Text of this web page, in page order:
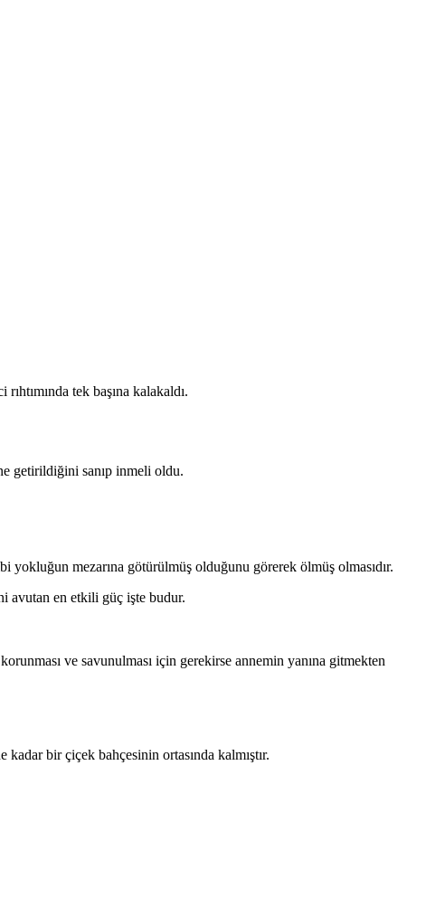
tek başına kalakaldı.
getirildiğini sanıp inmeli oldu.
mezarına götürülmüş olduğunu görerek ölmüş olmasıdır.
avutan en etkili güç işte budur.
ve savunulması için gerekirse annemin yanına gitmekten
bir çiçek bahçesinin ortasında kalmıştır.